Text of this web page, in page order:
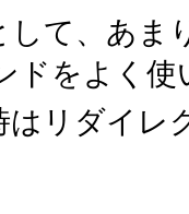
して、あま
ドをよく使
はリダイレ